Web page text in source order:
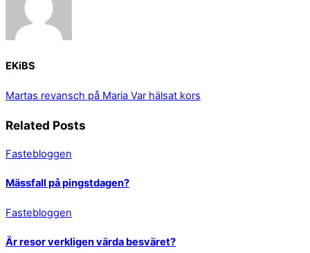
EKiBS
Martas revansch på Maria Var hälsat kors
Related Posts
Fastebloggen
Mässfall på pingstdagen?
Fastebloggen
Är resor verkligen värda besväret?